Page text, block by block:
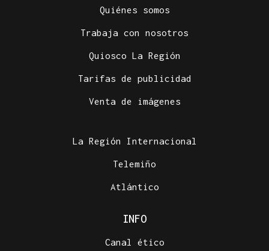
Quiénes somos
Trabaja con nosotros
Quiosco La Región
Tarifas de publicidad
Venta de imágenes
La Región Internacional
Telemiño
Atlántico
INFO
Canal ético